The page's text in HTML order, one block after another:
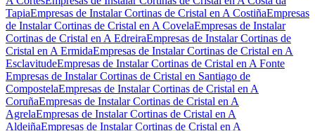
TapiaEmpresas de Instalar Cortinas de Cristal en A CostiñaEmpresas
de Instalar Cortinas de Cristal en A CovelaEmpresas de Instalar
Cortinas de Cristal en A EdreiraEmpresas de Instalar Cortinas de
Cristal en A ErmidaEmpresas de Instalar Cortinas de Cristal en A
EsclavitudeEmpresas de Instalar Cortinas de Cristal en A Fonte
Empresas de Instalar Cortinas de Cristal en Santiago de
CompostelaEmpresas de Instalar Cortinas de Cristal en A
CoruñaEmpresas de Instalar Cortinas de Cristal en A
AgrelaEmpresas de Instalar Cortinas de Cristal en A
AldeiñaEmpresas de Instalar Cortinas de Cristal en A